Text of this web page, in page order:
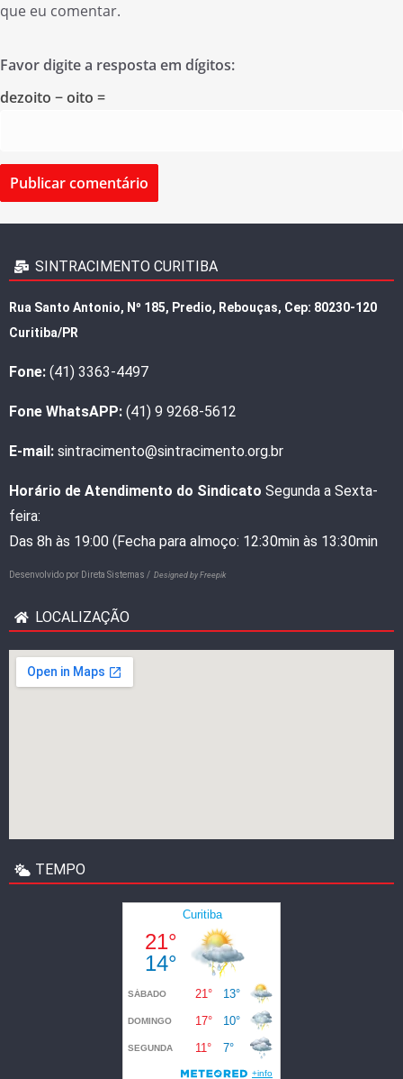
que eu comentar.
Favor digite a resposta em dígitos:
dezoito − oito =
SINTRACIMENTO CURITIBA
Rua Santo Antonio, Nº 185, Predio, Rebouças, Cep: 80230-120
Curitiba/PR
Fone: (41) 3363-4497
Fone WhatsAPP: (41) 9 9268-5612
E-mail: sintracimento@sintracimento.org.br
Horário de Atendimento do Sindicato Segunda a Sexta-
feira:
Das 8h às 19:00 (Fecha para almoço: 12:30min às 13:30min
Desenvolvido por Direta Sistemas / Designed by Freepik
LOCALIZAÇÃO
TEMPO